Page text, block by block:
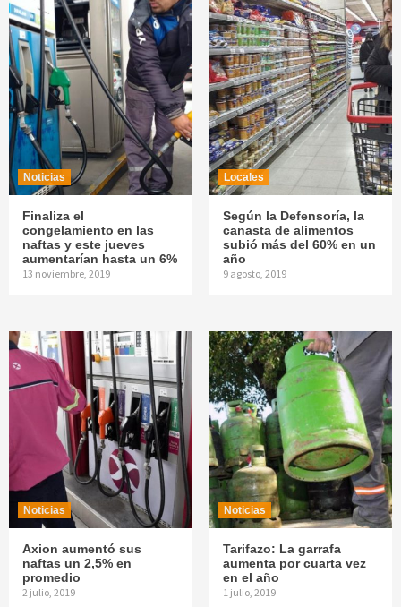
Noticias
Finaliza el
congelamiento en las
naftas y este jueves
aumentarían hasta un 6%
13 noviembre, 2019
Locales
Según la Defensoría, la
canasta de alimentos
subió más del 60% en un
año
9 agosto, 2019
Noticias
Axion aumentó sus
naftas un 2,5% en
promedio
2 julio, 2019
Noticias
Tarifazo: La garrafa
aumenta por cuarta vez
en el año
1 julio, 2019